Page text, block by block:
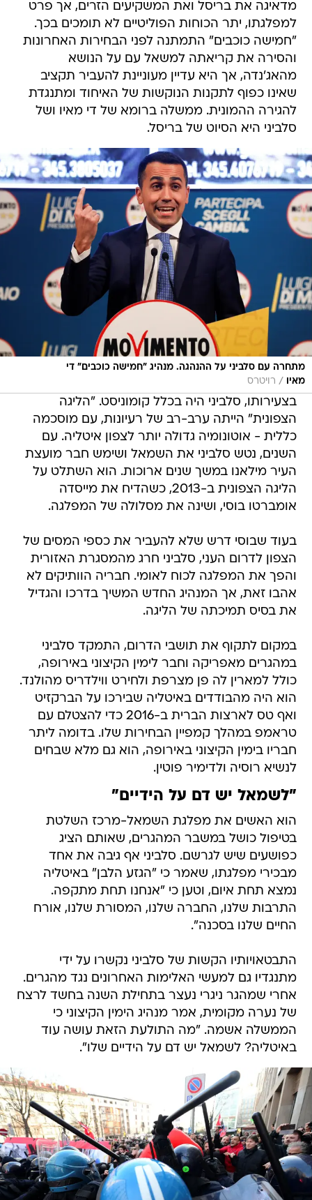
מדאיגה את בריסל ואת המשקיעים הזרים, אך פרט
למפלגתו, יתר הכוחות הפוליטיים לא תומכים בכך.
"חמישה כוכבים" התמתנה לפני הבחירות האחרונות
והסירה את קריאתה למשאל עם על הנושא
מהאג'נדה, אך היא עדיין מעוניינת להעביר תקציב
שאינו כפוף לתקנות הנוקשות של האיחוד ומתנגדת
להגירה ההמונית. ממשלה ברומא של די מאיו ושל
סלביני היא הסיוט של בריסל.
מתחרה עם סלביני על ההנהגה. מנהיג "חמישה כוכבים" די
מאיו
/ רויטרס
בצעירותו, סלביני היה בכלל קומוניסט. "הליגה
הצפונית" הייתה ערב-רב של רעיונות, עם מוסכמה
כללית - אוטונומיה גדולה יותר לצפון איטליה. עם
השנים, נטש סלביני את השמאל ושימש חבר מועצת
העיר מילאנו במשך שנים ארוכות. הוא השתלט על
הליגה הצפונית ב-2013, כשהדיח את מייסדה
אומברטו בוסי, ושינה את מסלולה של המפלגה.
בעוד שבוסי דרש שלא להעביר את כספי המסים של
הצפון לדרום העני, סלביני חרג מהמסגרת האזורית
והפך את המפלגה לכוח לאומי. חבריה הוותיקים לא
אהבו זאת, אך המנהיג החדש המשיך בדרכו והגדיל
את בסיס תמיכתה של הליגה.
במקום לתקוף את תושבי הדרום, התמקד סלביני
במהגרים מאפריקה וחבר לימין הקיצוני באירופה,
כולל למארין לה פן מצרפת ולחירט ווילדריס מהולנד.
הוא היה מהבודדים באיטליה שבירכו על הברקזיט
ואף טס לארצות הברית ב-2016 כדי להצטלם עם
טראמפ במהלך קמפיין הבחירות שלו. בדומה ליתר
חבריו בימין הקיצוני באירופה, הוא גם מלא שבחים
לנשיא רוסיה ולדימיר פוטין.
"לשמאל יש דם על הידיים"
הוא האשים את מפלגת השמאל-מרכז השלטת
בטיפול כושל במשבר המהגרים, שאותם הציג
כפושעים שיש לגרשם. סלביני אף גיבה את אחד
מבכירי מפלגתו, שאמר כי "הגזע הלבן" באיטליה
נמצא תחת איום, וטען כי "אנחנו תחת מתקפה.
התרבות שלנו, החברה שלנו, המסורת שלנו, אורח
החיים שלנו בסכנה".
התבטאויותיו הקשות של סלביני נקשרו על ידי
מתנגדיו גם למעשי האלימות האחרונים נגד מהגרים.
אחרי שמהגר ניגרי נעצר בתחילת השנה בחשד לרצח
של נערה מקומית, אמר מנהיג הימין הקיצוני כי
הממשלה אשמה. "מה התולעת הזאת עושה עוד
באיטליה? לשמאל יש דם על הידיים שלו".